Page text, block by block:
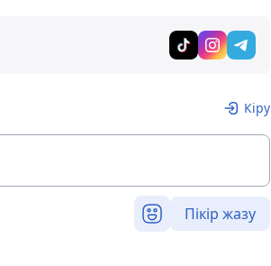
Кіру
Пікір жазу